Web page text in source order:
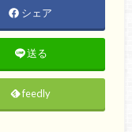
シェア
送る
feedly